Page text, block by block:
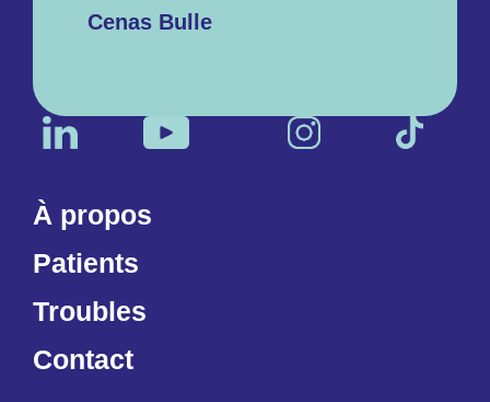
À propos
Patients
Troubles
Contact
Cenas Bulle